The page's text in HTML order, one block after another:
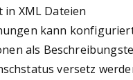
in XML Dateien
kann
als
versetz